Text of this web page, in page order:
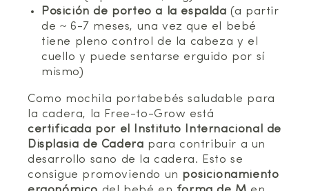
Posición de porteo a la espalda (a partir
de ~ 6-7 meses, una vez que el bebé
tiene pleno control de la cabeza y el
cuello y puede sentarse erguido por sí
mismo)
Como mochila portabebés saludable para
la cadera, la Free-to-Grow está
certificada por el Instituto Internacional de
Displasia de Cadera para contribuir a un
desarrollo sano de la cadera. Esto se
consigue promoviendo un posicionamiento